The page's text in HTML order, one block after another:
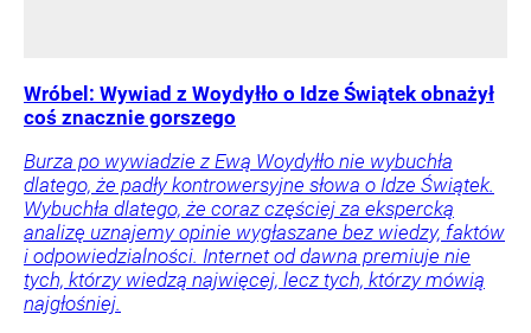
Wróbel: Wywiad z Woydyłło o Idze Świątek obnażył
coś znacznie gorszego
Burza po wywiadzie z Ewą Woydyłło nie wybuchła
dlatego, że padły kontrowersyjne słowa o Idze Świątek.
Wybuchła dlatego, że coraz częściej za ekspercką
analizę uznajemy opinie wygłaszane bez wiedzy, faktów
i odpowiedzialności. Internet od dawna premiuje nie
tych, którzy wiedzą najwięcej, lecz tych, którzy mówią
najgłośniej.